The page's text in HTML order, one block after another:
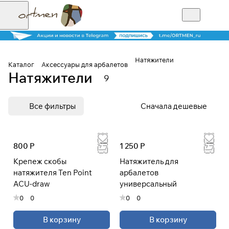
Каталог Аксессуары для арбалетов
Натяжители
Натяжители 9
Все фильтры Сначала дешевые
800 Р
Крепеж скобы
натяжителя Ten Point
ACU-draw
0 0
В корзину
1 250 Р
Натяжитель для
арбалетов
универсальный
0 0
В корзину
Для клиентов всех банков
Разбейте
25%
Добавляйте товары
в корзину